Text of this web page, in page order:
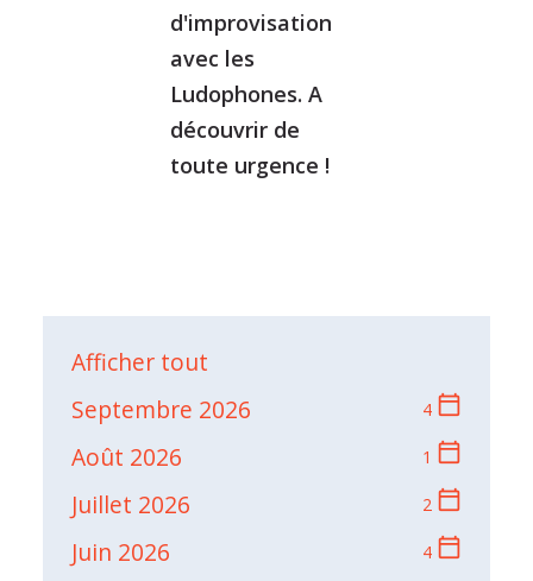
d'improvisation
avec les
Ludophones. A
découvrir de
toute urgence !
Afficher tout
Septembre 2026
4 calendar_today
Août 2026 1 calendar_today
Juillet 2026 2 calendar_today
Juin 2026 4 calendar_today